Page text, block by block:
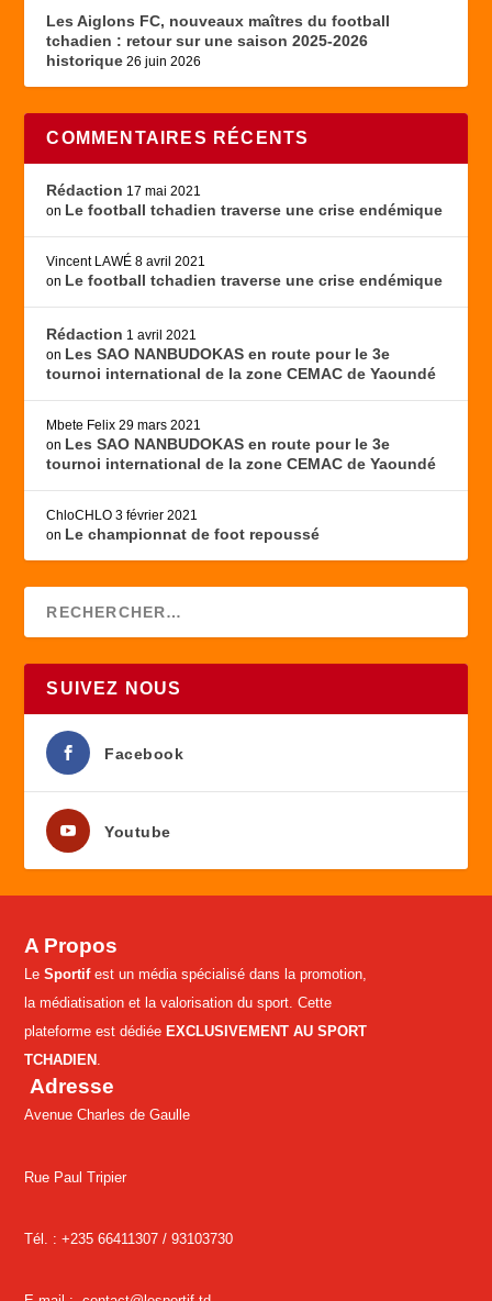
Les Aiglons FC, nouveaux maîtres du football
tchadien : retour sur une saison 2025-2026
historique 26 juin 2026
COMMENTAIRES RÉCENTS
Rédaction 17 mai 2021
on Le football tchadien traverse une crise endémique
Vincent LAWÉ 8 avril 2021
on Le football tchadien traverse une crise endémique
Rédaction 1 avril 2021
on Les SAO NANBUDOKAS en route pour le 3e
tournoi international de la zone CEMAC de Yaoundé
Mbete Felix 29 mars 2021
on Les SAO NANBUDOKAS en route pour le 3e
tournoi international de la zone CEMAC de Yaoundé
ChloCHLO 3 février 2021
on Le championnat de foot repoussé
SUIVEZ NOUS
Facebook
Youtube
A Propos
LeSportifest un média spécialisé dans la promotion,
la médiatisation et la valorisation du sport. Cette
plateforme est dédiée EXCLUSIVEMENT AU SPORT
TCHADIEN .
Adresse
Avenue Charles de Gaulle
Rue Paul Tripier
Tél. : +235 66411307 /93103730